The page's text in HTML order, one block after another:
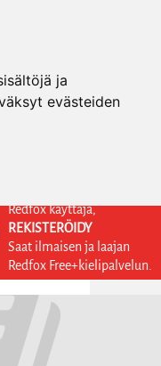
ja
evästeiden
SISÄÄN
Redfox käyttäjä,
REKISTERÖIDY
Saat ilmaisen ja laajan
Redfox Free+kielipalvelun.